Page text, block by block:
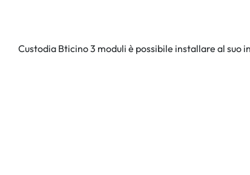
Custodia Bticino 3 moduli è possibile installare al